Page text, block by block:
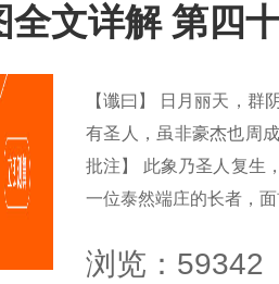
全文详解 第四
【谶曰】 日月丽天，群
有圣人，虽非豪杰也周
批注】 此象乃圣人复生
一位泰然端庄的长者，
浏览：59342